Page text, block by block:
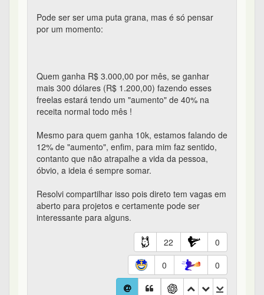
Pode ser ser uma puta grana, mas é só pensar
por um momento:
Quem ganha R$ 3.000,00 por mês, se ganhar
mais 300 dólares (R$ 1.200,00) fazendo esses
freelas estará tendo um "aumento" de 40% na
receita normal todo mês !
Mesmo para quem ganha 10k, estamos falando de
12% de "aumento", enfim, para mim faz sentido,
contanto que não atrapalhe a vida da pessoa,
óbvio, a ideia é sempre somar.
Resolvi compartilhar isso pois direto tem vagas em
aberto para projetos e certamente pode ser
interessante para alguns.
22
0
0
0